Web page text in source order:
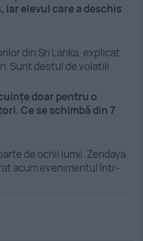
iar elevul care a deschis
din Sri Lanka, explicat
Sunt destul de volatili
doar pentru o
Ce se schimbă din 7
de ochii lumii. Zendaya
acum evenimentul într-